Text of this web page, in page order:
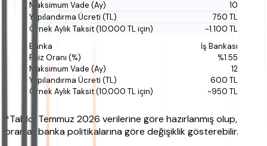
10
750 TL
~1.100 TL
İş Bankası
%1.55
12
600 TL
~950 TL
*Tablo, Temmuz 2026 verilerine göre hazırlanmış olup,
oranlar banka politikalarına göre değişiklik gösterebilir.